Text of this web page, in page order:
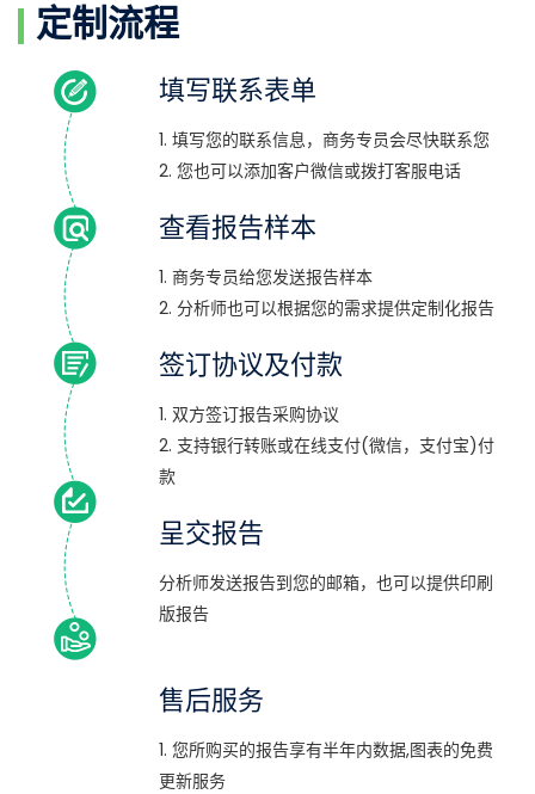
定制流程
填写联系表单
1. 填写您的联系信息，商务专员会尽快联系您
2. 您也可以添加客户微信或拨打客服电话
查看报告样本
1. 商务专员给您发送报告样本
2. 分析师也可以根据您的需求提供定制化报告
签订协议及付款
1. 双方签订报告采购协议
2. 支持银行转账或在线支付(微信，支付宝)付
款
呈交报告
分析师发送报告到您的邮箱，也可以提供印刷
版报告
售后服务
1. 您所购买的报告享有半年内数据,图表的免费
更新服务